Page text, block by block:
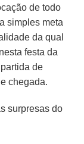
de todo
simples meta
da qual
festa da
de
chegada.
surpresas do